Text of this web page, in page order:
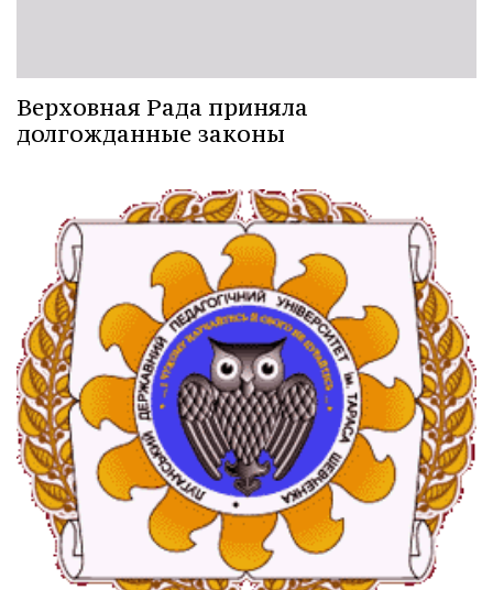
Верховная Рада приняла
долгожданные законы